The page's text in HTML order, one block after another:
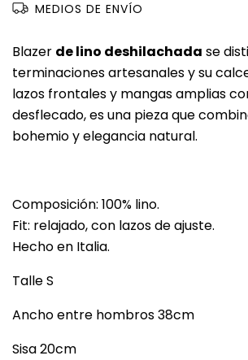
MEDIOS DE ENVÍO
Blazer de lino deshilachada se
terminaciones artesanales y su
lazos frontales y mangas amplias
desflecado, es una pieza que
bohemio y elegancia natural.
Composición: 100% lino.
Fit: relajado, con lazos de ajuste.
Hecho en Italia.
Talle S
Ancho entre hombros 38cm
Sisa 20cm